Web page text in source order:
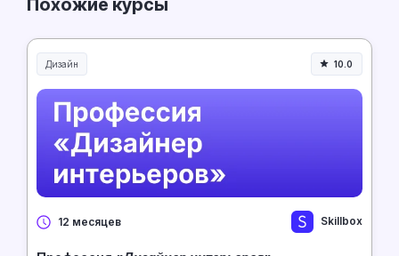
Похожие курсы
Дизайн 10.0
12 месяцев Skillbox